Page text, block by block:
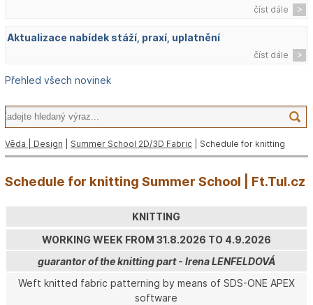
číst dále
Aktualizace nabídek stáží, praxí, uplatnění
číst dále
Přehled všech novinek
Věda | Design Summer School 2D/3D Fabric| Schedule for knitting
Schedule for knitting Summer School | Ft.Tul.cz
KNITTING
WORKING WEEK FROM 31.8.2026 TO 4.9.2026
guarantor of the knitting part - Irena LENFELDOVÁ
Weft knitted fabric patterning by means of SDS-ONE APEX
software